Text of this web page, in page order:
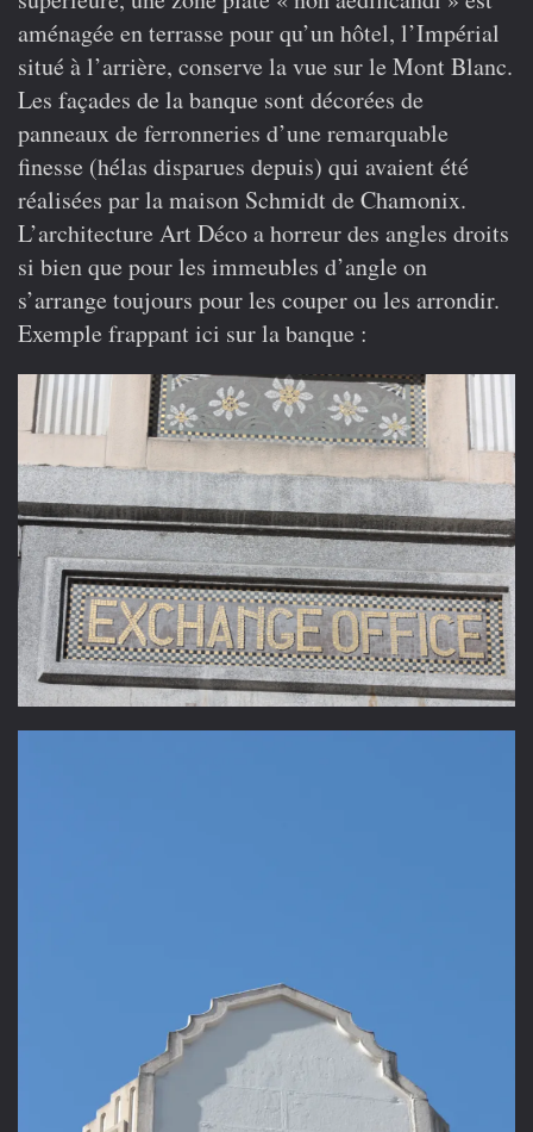
aménagée en terrasse pour qu’un hôtel, l’Impérial
situé à l’arrière, conserve la vue sur le Mont Blanc.
Les façades de la banque sont décorées de
panneaux de ferronneries d’une remarquable
finesse (hélas disparues depuis) qui avaient été
réalisées par la maison Schmidt de Chamonix.
L’architecture Art Déco a horreur des angles droits
si bien que pour les immeubles d’angle on
s’arrange toujours pour les couper ou les arrondir.
Exemple frappant ici sur la banque :